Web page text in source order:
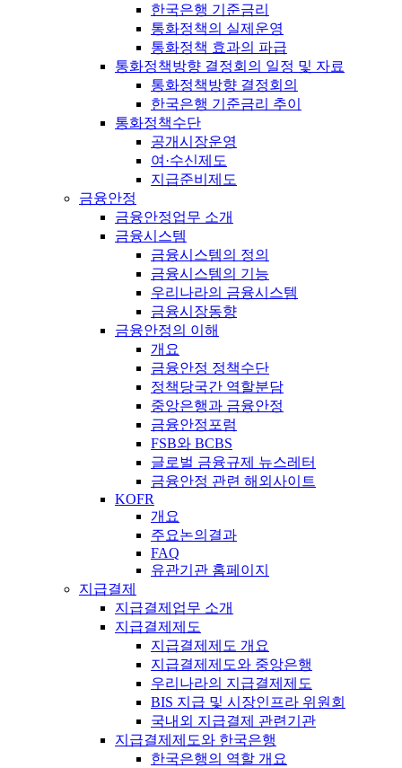
한국은행 기준금리
통화정책의 실제운영
통화정책 효과의 파급
통화정책방향 결정회의 일정 및 자료
통화정책방향 결정회의
한국은행 기준금리 추이
통화정책수단
공개시장운영
여·수신제도
지급준비제도
금융안정
금융안정업무 소개
금융시스템
금융시스템의 정의
금융시스템의 기능
우리나라의 금융시스템
금융시장동향
금융안정의 이해
개요
금융안정 정책수단
정책당국간 역할분담
중앙은행과 금융안정
금융안정포럼
FSB와 BCBS
글로벌 금융규제 뉴스레터
금융안정 관련 해외사이트
KOFR
개요
주요논의결과
FAQ
유관기관 홈페이지
지급결제
지급결제업무 소개
지급결제제도
지급결제제도 개요
지급결제제도와 중앙은행
우리나라의 지급결제제도
BIS 지급 및 시장인프라 위원회
국내외 지급결제 관련기관
지급결제제도와 한국은행
한국은행의 역할 개요